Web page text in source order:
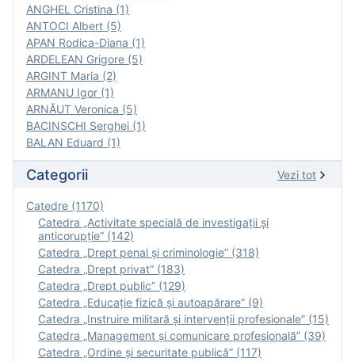
ANGHEL Cristina (1)
ANTOCI Albert (5)
APAN Rodica-Diana (1)
ARDELEAN Grigore (5)
ARGINT Maria (2)
ARMANU Igor (1)
ARNĂUT Veronica (5)
BACINSCHI Serghei (1)
BALAN Eduard (1)
Categorii Vezi tot
Catedre (1170)
Catedra „Activitate specială de investigaţii şi
anticorupție” (142)
Catedra „Drept penal și criminologie” (318)
Catedra „Drept privat” (183)
Catedra „Drept public” (129)
Catedra „Educație fizică şi autoapărare” (9)
Catedra „Instruire militară şi intervenţii profesionale” (15)
Catedra „Management și comunicare profesională” (39)
Catedra „Ordine și securitate publică” (117)